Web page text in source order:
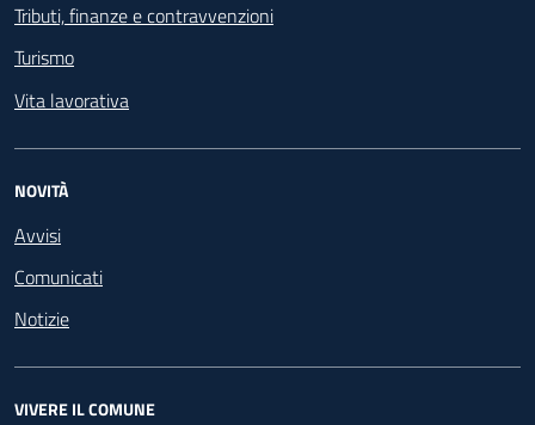
Tributi, finanze e contravvenzioni
Turismo
Vita lavorativa
NOVITÀ
Avvisi
Comunicati
Notizie
VIVERE IL COMUNE